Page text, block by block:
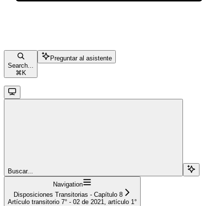
Search...
⌘ K
Preguntar al asistente
Buscar...
Navigation
Disposiciones Transitorias - Capítulo 8
Artículo transitorio 7° - 02 de 2021, artículo 1°